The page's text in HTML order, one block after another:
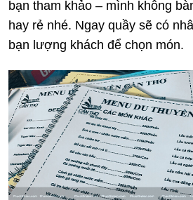
bạn tham khảo – mình không
hay rẻ nhé. Ngay quầy sẽ có
bạn lượng khách để chọn món.